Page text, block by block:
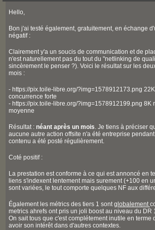
Hello,
Bon j'ai testé également, gratuitement, en échange
négatif :
Clairement y'a un soucis de communication et de
n'est naturellement pas du tout du "netlinking de
sincèrement le penser ?). Voici le résultat sur les
mois :
- https://pix.toile-libre.org/?img=1578912173.png
concurrence forte
- https://pix.toile-libre.org/?img=1578912199.png 8K
moyenne
Résultat : néant après un mois. Je tiens à préciser
aucune autre action offsite n'a été entreprise
contenu a été posté régulièrement.
Coté positif :
La prestation est conforme à ce qui est annoncé en
liens s'indexent lentement mais surement (+100 en
sont variées, le tout comporte quelques NF aux
Également les métrics des tiers 1 sontglobalement
metrics ahrefs ont pris un joli boost au niveau du DR
On sait tous que c'est complétement inutile en terme
avoir son intérêt dans d'autres contextes.